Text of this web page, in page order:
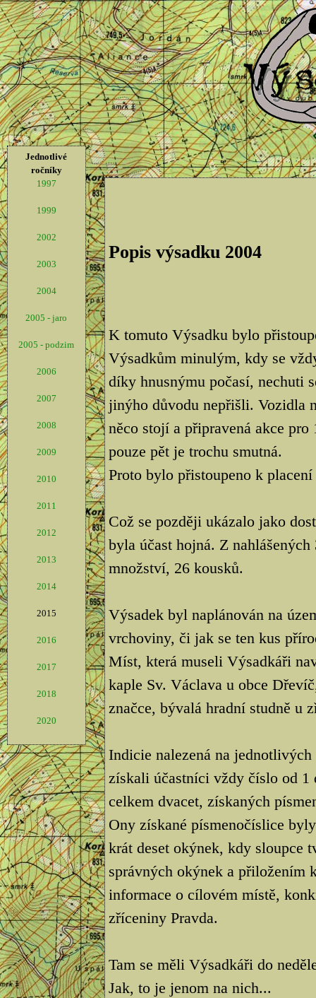
Jednotlivé
ročníky
1997
1999
2002
2003
2004
2005 - jaro
2005 - podzim
2006
2007
2008
2009
2010
2011
2012
2013
2014
2015
2016
2017
2018
2020
Popis výsadku 2004
K tomuto Výsadku bylo
Výsadkům minulým, kdy se
díky hnusnýmu počasí, nechuti
jinýho důvodu nepřišli. Vozidla
něco stojí a připravená akce
pouze pět je trochu smutná.
Proto bylo přistoupeno k
Což se později ukázalo jako
byla účast hojná. Z
množství, 26 kousků.
Výsadek byl naplánován na
vrchoviny, či jak se ten kus
Míst, která museli Výsadkáři
kaple Sv. Václava u obce
značce, bývalá hradní studně u
Indicie nalezená na
získali účastníci vždy číslo od 1
celkem dvacet, získaných
Ony získané písmenočíslice
krát deset okýnek, kdy sloupce
správných okýnek a přiložením
informace o cílovém místě,
zříceniny Pravda.
Tam se měli Výsadkáři do
Jak, to je jenom na nich...